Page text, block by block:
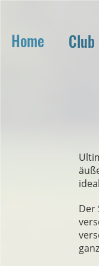
Home Club
Der